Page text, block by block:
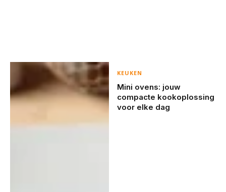
KEUKEN
Mini ovens: jouw
compacte kookoplossing
voor elke dag